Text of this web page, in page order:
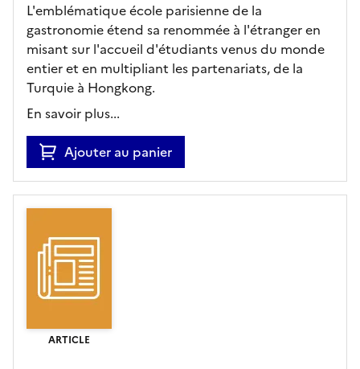
L'emblématique école parisienne de la
gastronomie étend sa renommée à l'étranger en
misant sur l'accueil d'étudiants venus du monde
entier et en multipliant les partenariats, de la
Turquie à Hongkong.
En savoir plus...
Ajouter au panier
ARTICLE